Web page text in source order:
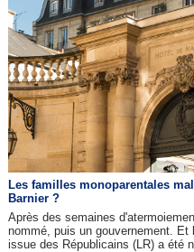
Les familles monoparentales
Barnier ?
Après des semaines
nommé, puis un gouvernement. Et
issue des Républicains (LR) a été